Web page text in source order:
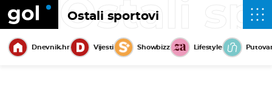
Ostali sportovi
Ostali
Dnevnik.hr Vijesti Showbizz Lifestyle